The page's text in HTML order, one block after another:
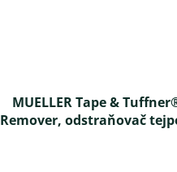
MUELLER Tape &
Remover, odstraňovač